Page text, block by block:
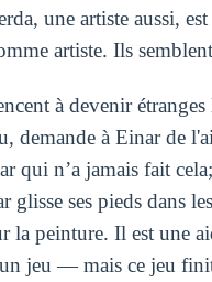
une artiste aussi,
artiste. Ils
à devenir
demande à Einar de
qui n’a jamais fait
glisse ses pieds dans
la peinture. Il est une
jeu — mais ce jeu